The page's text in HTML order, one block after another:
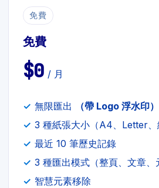
免費
免費
$0 / 月
無限匯出
（帶 Logo 浮水印）
3 種紙張大小（A4、Letter、
最近 10 筆歷史記錄
3 種匯出模式（整頁、文章、
智慧元素移除